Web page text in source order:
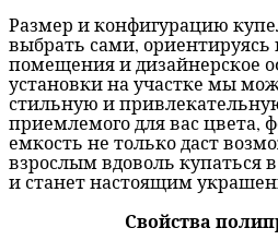
Размер и конфигурацию
выбрать сами,
помещения и дизайнерское
установки на участке мы
стильную и
приемлемого для вас цвета,
емкость не только даст
взрослым вдоволь купаться
и станет настоящим
Свойства